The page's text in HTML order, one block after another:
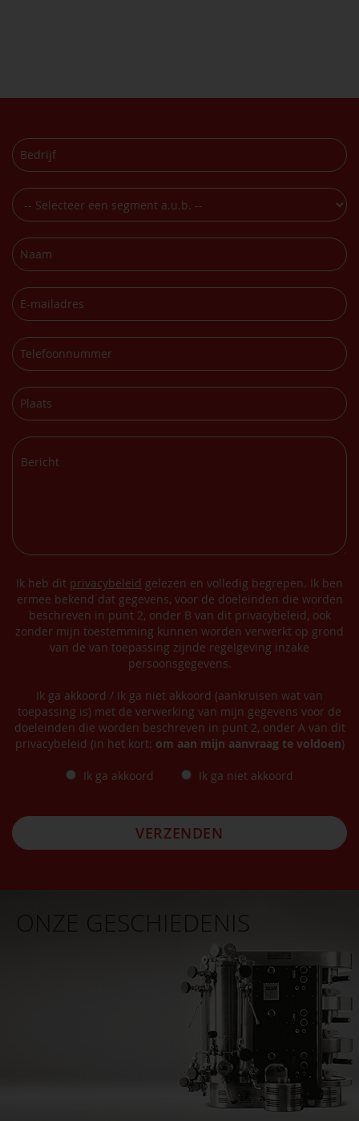
Ik heb dit privacybeleid gelezen en volledig begrepen. Ik ben
ermee bekend dat gegevens, voor de doeleinden die worden
beschreven in punt 2, onder B van dit privacybeleid, ook
zonder mijn toestemming kunnen worden verwerkt op grond
van de van toepassing zijnde regelgeving inzake
persoonsgegevens.
Ik ga akkoord / Ik ga niet akkoord (aankruisen wat van
toepassing is) met de verwerking van mijn gegevens voor de
doeleinden die worden beschreven in punt 2, onder A van dit
privacybeleid (in het kort: om aan mijn aanvraag te voldoen)
Ik ga akkoord Ik ga niet akkoord
VERZENDEN
ONZE GESCHIEDENIS